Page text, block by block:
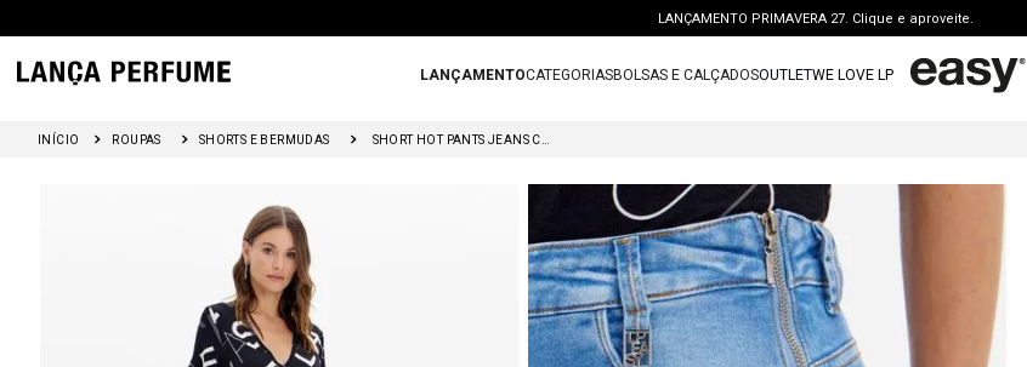
LANÇAMENTO PRIMAVERA 27. Clique e aproveite.
PERSONAL SHOPPER | garanta benefícios exclusivos. CONSULTAR >
FRETE GRÁTIS | a partir de R$ 699. APROVEITAR >
LANÇAMENTOCATEGORIASBOLSAS E CALÇADOSOUTLETWE LOVE LP
ROUPAS SHORTS E BERMUDAS SHORT HOT PANTS JEANS COM CINTURA SUPER ALTA E ZÍPER LATERAL
2º
bolsa
3º
calca jeans
4º
blusa
5º
calca
6º
vestido curto